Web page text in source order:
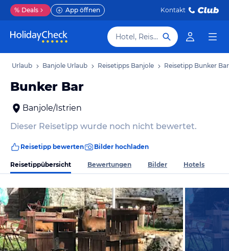
% Deals App öffnen Kontakt
Hotel, Reiseziel
Urlaub Banjole Urlaub Reisetipps Banjole Reisetipp Bunker Bar
Bunker Bar
Banjole/Istrien
Dieser Reisetipp wurde noch nicht bewertet.
Reisetipp bewerten Bilder hochladen
Reisetippübersicht Bewertungen Bilder Hotels